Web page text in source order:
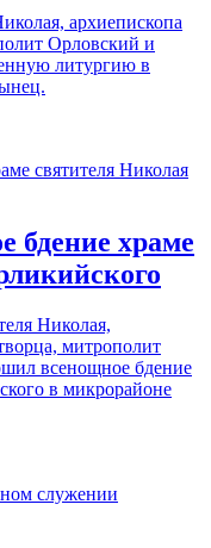
архиепископа
Орловский и
литургию в
бдение храме
Николая,
митрополит
всенощное бдение
в микрорайоне